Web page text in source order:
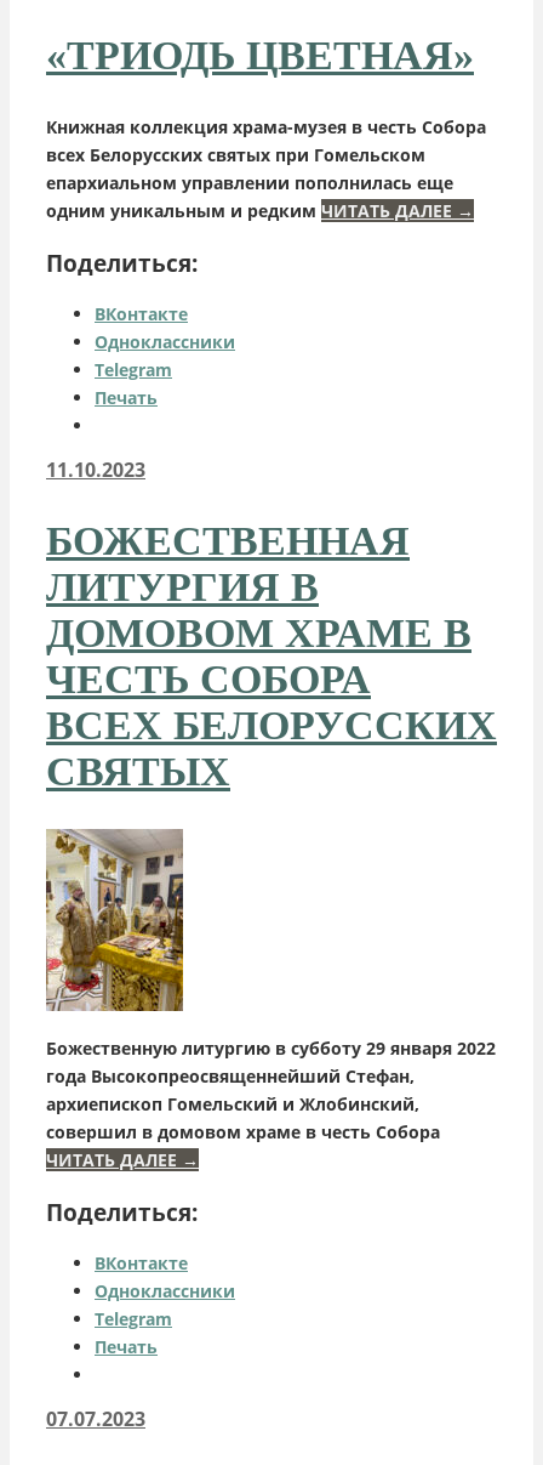
«ТРИОДЬ ЦВЕТНАЯ»
Книжная коллекция храма-музея в честь Собора
всех Белорусских святых при Гомельском
епархиальном управлении пополнилась еще
одним уникальным и редким ЧИТАТЬ ДАЛЕЕ →
Поделиться:
ВКонтакте
Одноклассники
Telegram
Печать
11.10.2023
БОЖЕСТВЕННАЯ
ЛИТУРГИЯ В
ДОМОВОМ ХРАМЕ В
ЧЕСТЬ СОБОРА
ВСЕХ БЕЛОРУССКИХ
СВЯТЫХ
Божественную литургию в субботу 29 января 2022
года Высокопреосвященнейший Стефан,
архиепископ Гомельский и Жлобинский,
совершил в домовом храме в честь Собора
ЧИТАТЬ ДАЛЕЕ →
Поделиться:
ВКонтакте
Одноклассники
Telegram
Печать
07.07.2023